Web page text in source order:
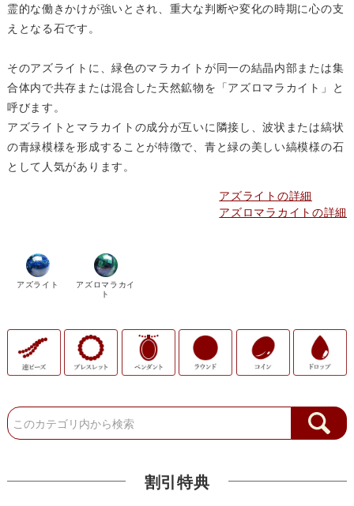
霊的な働きかけが強いとされ、重大な判断や変化の時期に心の支
えとなる石です。
そのアズライトに、緑色のマラカイトが同一の結晶内部または集
合体内で共存または混合した天然鉱物を「アズロマラカイト」と
呼びます。
アズライトとマラカイトの成分が互いに隣接し、波状または縞状
の青緑模様を形成することが特徴で、青と緑の美しい縞模様の石
として人気があります。
アズライトの詳細
アズロマラカイトの詳細
アズライト
アズロマラカイ
ト
割引特典